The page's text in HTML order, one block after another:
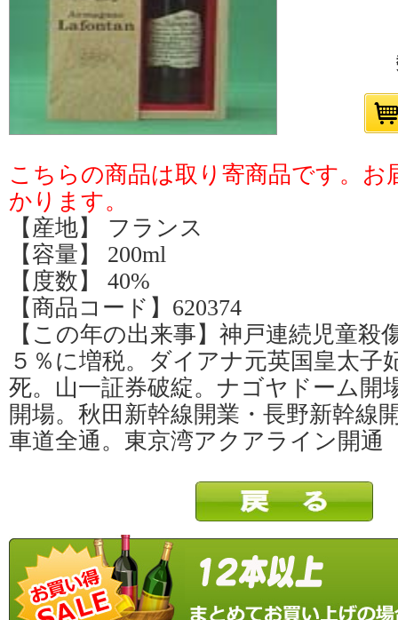
こちらの商品は取り寄商品です。お
かります。
【産地】 フランス
【容量】 200ml
【度数】 40%
【商品コード】620374
【この年の出来事】神戸連続児童殺
５％に増税。ダイアナ元英国皇太子
死。山一証券破綻。ナゴヤドーム開
開場。秋田新幹線開業・長野新幹線
車道全通。東京湾アクアライン開通